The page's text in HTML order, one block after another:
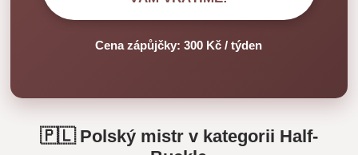
Cena zápůjčky: 300 Kč / týden
🇵🇱 Polský mistr v kategorii Half-